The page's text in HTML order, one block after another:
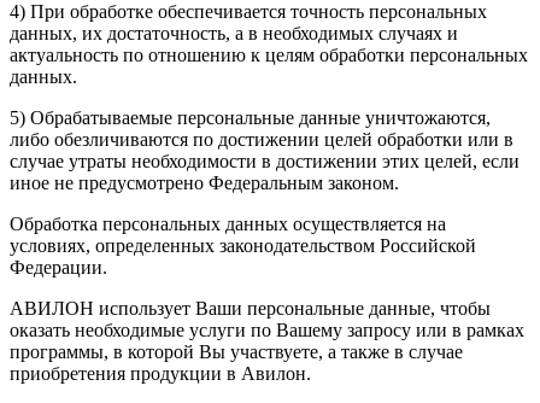
4) При обработке обеспечивается точность персональных
данных, их достаточность, а в необходимых случаях и
актуальность по отношению к целям обработки персональных
данных.
5) Обрабатываемые персональные данные уничтожаются,
либо обезличиваются по достижении целей обработки или в
случае утраты необходимости в достижении этих целей, если
иное не предусмотрено Федеральным законом.
Обработка персональных данных осуществляется на
условиях, определенных законодательством Российской
Федерации.
АВИЛОН использует Ваши персональные данные, чтобы
оказать необходимые услуги по Вашему запросу или в рамках
программы, в которой Вы участвуете, а также в случае
приобретения продукции в Авилон.